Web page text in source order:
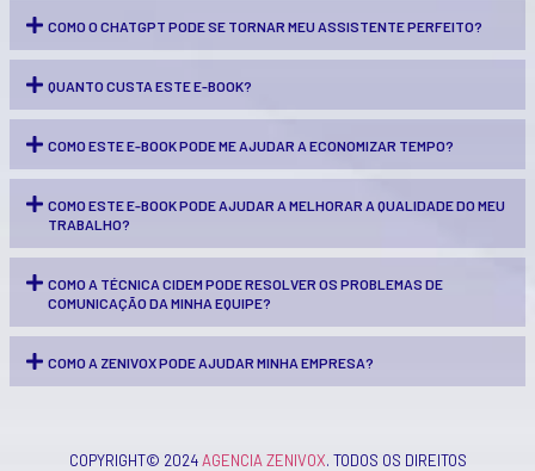
COMO O CHATGPT PODE SE TORNAR MEU ASSISTENTE PERFEITO?
QUANTO CUSTA ESTE E-BOOK?
COMO ESTE E-BOOK PODE ME AJUDAR A ECONOMIZAR TEMPO?
COMO ESTE E-BOOK PODE AJUDAR A MELHORAR A QUALIDADE DO MEU
TRABALHO?
COMO A TÉCNICA CIDEM PODE RESOLVER OS PROBLEMAS DE
COMUNICAÇÃO DA MINHA EQUIPE?
COMO A ZENIVOX PODE AJUDAR MINHA EMPRESA?
COPYRIGHT© 2024AGENCIA ZENIVOX. TODOS OS DIREITOS